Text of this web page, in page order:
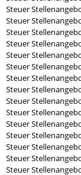
Steuer
Steuer
Steuer
Steuer
Steuer
Steuer
Steuer
Steuer
Steuer
Steuer
Steuer
Steuer
Steuer
Steuer
Steuer